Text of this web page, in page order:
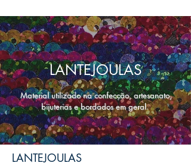
LANTEJOULAS
Material utilizado na confecção, artesanato,
bijuterias e bordados em geral.
LANTEJOULAS